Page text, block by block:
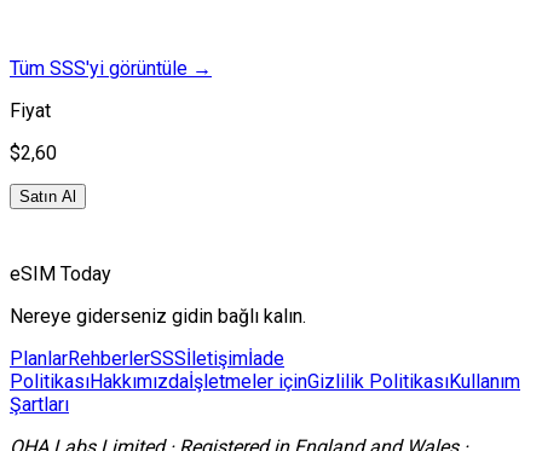
Tüm SSS'yi görüntüle →
Fiyat
$2,60
Satın Al
eSIM Today
Nereye giderseniz gidin bağlı kalın.
PlanlarRehberlerSSSİletişimİade
PolitikasıHakkımızdaİşletmeler içinGizlilik PolitikasıKullanım
Şartları